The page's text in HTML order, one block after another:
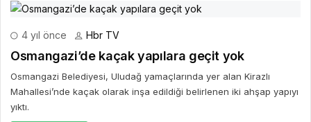
4 yıl önce Hbr TV
Osmangazi’de kaçak yapılara geçit yok
Osmangazi Belediyesi, Uludağ yamaçlarında yer alan Kirazlı
Mahallesi’nde kaçak olarak inşa edildiği belirlenen iki ahşap yapıyı
yıktı.